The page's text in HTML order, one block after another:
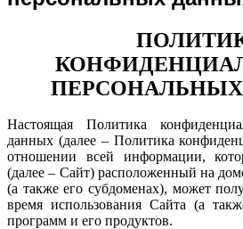
Настоящая Политика конфиденциа
данных (далее – Политика
отношении всей информации,
(далее – Сайт) расположенный на
(а также его субдоменах), может
время использования Cайта (а
программ и его продуктов.